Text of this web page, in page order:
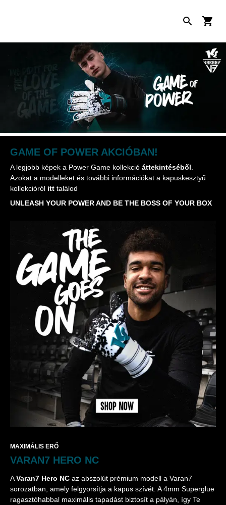
GAME OF POWER AKCIÓBAN!
A legjobb képek a Power Game kollekció áttekintéséből
Azokat a modelleket és további információkat a kapuskesztyű
kollekcióról itt találod
UNLEASH YOUR POWER AND BE THE BOSS OF YOUR BOX
MAXIMÁLIS ERŐ
VARAN7 HERO NC
AVaran7 Hero NC az abszolút prémium modell a Varan7
sorozatban, amely felgyorsítja a kapus szívét. A 4mm Superglue
ragasztóhabbal maximális tapadást biztosít a pályán, így Te